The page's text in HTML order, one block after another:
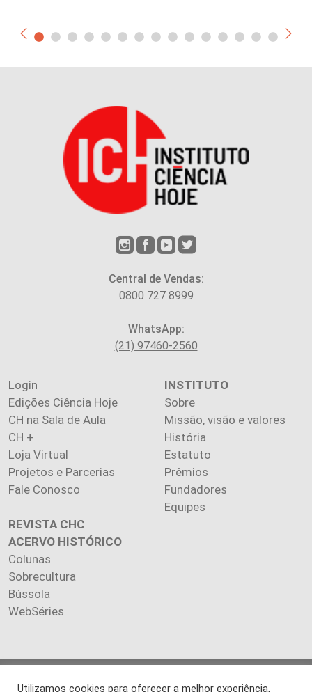
Central de Vendas:
0800 727 8999
WhatsApp:
(21) 97460-2560
Login
Edições Ciência Hoje
CH na Sala de Aula
CH +
Loja Virtual
Projetos e Parcerias
Fale Conosco
INSTITUTO
Sobre
Missão, visão e valores
História
Estatuto
Prêmios
Fundadores
Equipes
REVISTA CHC
ACERVO HISTÓRICO
Colunas
Sobrecultura
Bússola
WebSéries
Copyright 2026 INSTITUTO CIÊNCIA HOJE. Todos os direitos
Utilizamos cookies para oferecer a melhor experiência,